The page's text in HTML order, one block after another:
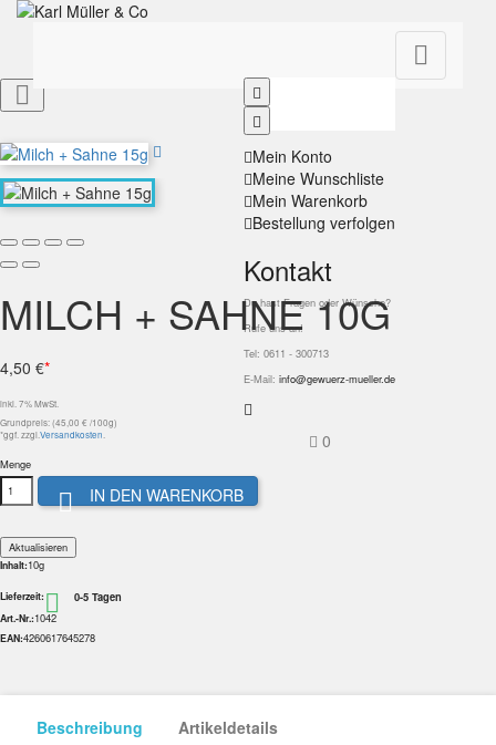

Mein Konto
Meine Wunschliste
Mein Warenkorb
Bestellung verfolgen
Kontakt
Du hast Fragen oder Wünsche?
Rufe uns an!
Tel: 0611 - 300713
E-Mail: info@gewuerz-mueller.de
0

MILCH + SAHNE 10G
4,50 €*
inkl. 7% MwSt.
Grundpreis: (45,00 € /100g)
*ggf. zzgl.Versandkosten
Menge
 IN DEN WARENKORB
Inhalt:10g
Lieferzeit:  0-5 Tagen
Art.-Nr.:1042
EAN:4260617645278
Beschreibung Artikeldetails